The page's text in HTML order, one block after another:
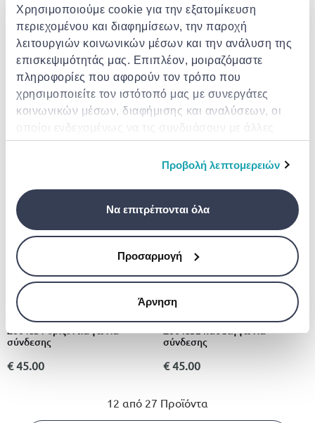
Χρησιμοποιούμε cookie για την εξατομίκευση
περιεχομένου και διαφημίσεων, την παροχή
λειτουργιών κοινωνικών μέσων και την ανάλυση της
επισκεψιμότητάς μας. Επιπλέον, μοιραζόμαστε
πληροφορίες που αφορούν τον τρόπο που
χρησιμοποιείτε τον ιστότοπό μας με συνεργάτες
κοινωνικών μέσων, διαφήμισης και αναλύσεων, οι
οποίοι ενδεχομένως να τις συνδυάσουν με άλλες
πληροφορίες που τους έχετε παραχωρήσει ή τις
οποίες έχουν συλλέξει σε σχέση με την από μέρους
Προβολή λεπτομερειών
Να επιτρέπονται όλα
Προσαρμογή
Άρνηση
Cfc0140088
PITSOS
Pi4655 inox
NEFF
Z861sb1 οριζόντια γωνία
σύνδεσης
€ 45.00
NEFF
Z861sb2 κάθετη γωνία
σύνδεσης
€ 45.00
12 από 27 Προϊόντα